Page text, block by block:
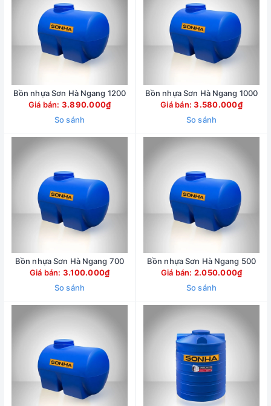
Bồn nhựa Sơn Hà Ngang 1200
Giá bán: 3.890.000₫
So sánh
Bồn nhựa Sơn Hà Ngang 1000
Giá bán:3.580.000₫
So sánh
Bồn nhựa Sơn Hà Ngang 700
Giá bán: 3.100.000₫
So sánh
Bồn nhựa Sơn Hà Ngang 500
Giá bán: 2.050.000₫
So sánh